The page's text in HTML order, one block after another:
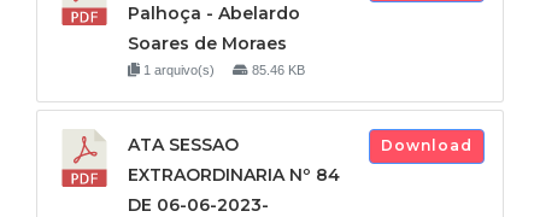
Palhoça - Abelardo
Soares de Moraes
1 arquivo(s) 85.46 KB
ATA SESSAO
EXTRAORDINARIA Nº 84
DE 06-06-2023-
Download